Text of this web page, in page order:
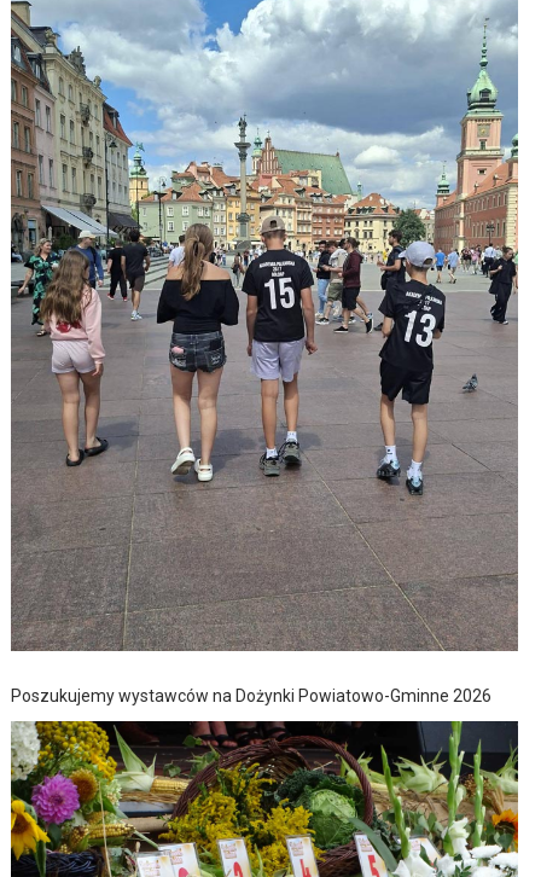
Poszukujemy wystawców na Dożynki Powiatowo-Gminne 2026